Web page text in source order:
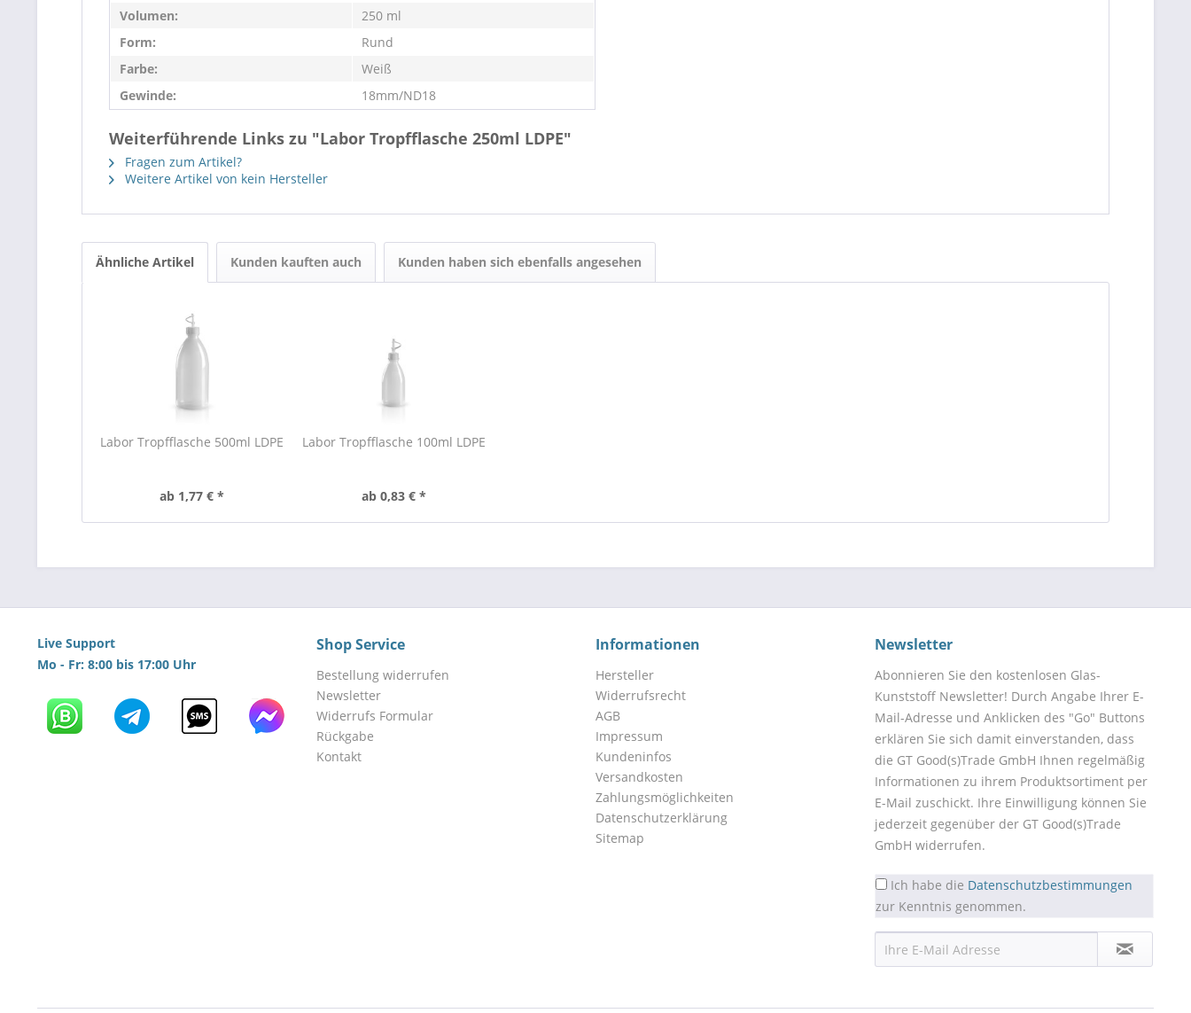
Volumen:
250 ml
Form:
Rund
Farbe:
Weiß
Gewinde:
18mm/ND18
Weiterführende Links zu "Labor Tropfflasche 250ml LDPE"
Fragen zum Artikel?
Weitere Artikel von kein Hersteller
Ähnliche Artikel Kunden kauften auch Kunden haben sich ebenfalls angesehen
Labor Tropfflasche 500ml LDPE
ab 1,77 € *
Labor Tropfflasche 100ml LDPE
ab 0,83 € *
Live Support
Mo - Fr: 8:00 bis 17:00 Uhr
Shop Service
Bestellung widerrufen
Newsletter
Widerrufs Formular
Rückgabe
Kontakt
Informationen
Hersteller
Widerrufsrecht
AGB
Impressum
Kundeninfos
Versandkosten
Zahlungsmöglichkeiten
Datenschutzerklärung
Sitemap
Newsletter
Abonnieren Sie den kostenlosen Glas-
Kunststoff Newsletter! Durch Angabe Ihrer E-
Mail-Adresse und Anklicken des "Go" Buttons
erklären Sie sich damit einverstanden, dass
die GT Good(s)Trade GmbH Ihnen regelmäßig
Informationen zu ihrem Produktsortiment per
E-Mail zuschickt. Ihre Einwilligung können Sie
jederzeit gegenüber der GT Good(s)Trade
GmbH widerrufen.
Ich habe die Datenschutzbestimmungen
zur Kenntnis genommen.